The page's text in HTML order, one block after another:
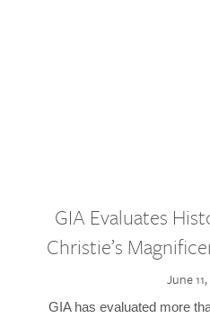
GIA Evaluates
Christie’s
June
GIA has evaluated more